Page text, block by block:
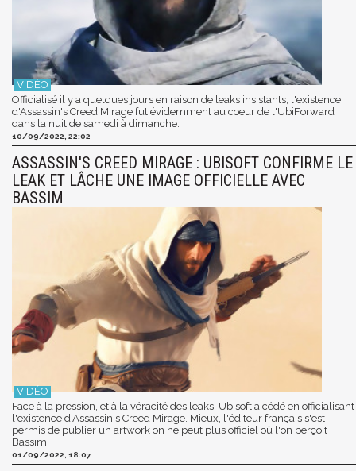
Officialisé il y a quelques jours en raison de leaks insistants, l'existence
d'Assassin's Creed Mirage fut évidemment au coeur de l'UbiForward
dans la nuit de samedi à dimanche.
10/09/2022, 22:02
ASSASSIN'S CREED MIRAGE : UBISOFT CONFIRME LE
LEAK ET LÂCHE UNE IMAGE OFFICIELLE AVEC
BASSIM
Face à la pression, et à la véracité des leaks, Ubisoft a cédé en officialisant
l'existence d'Assassin's Creed Mirage. Mieux, l'éditeur français s'est
permis de publier un artwork on ne peut plus officiel où l'on perçoit
Bassim.
01/09/2022, 18:07